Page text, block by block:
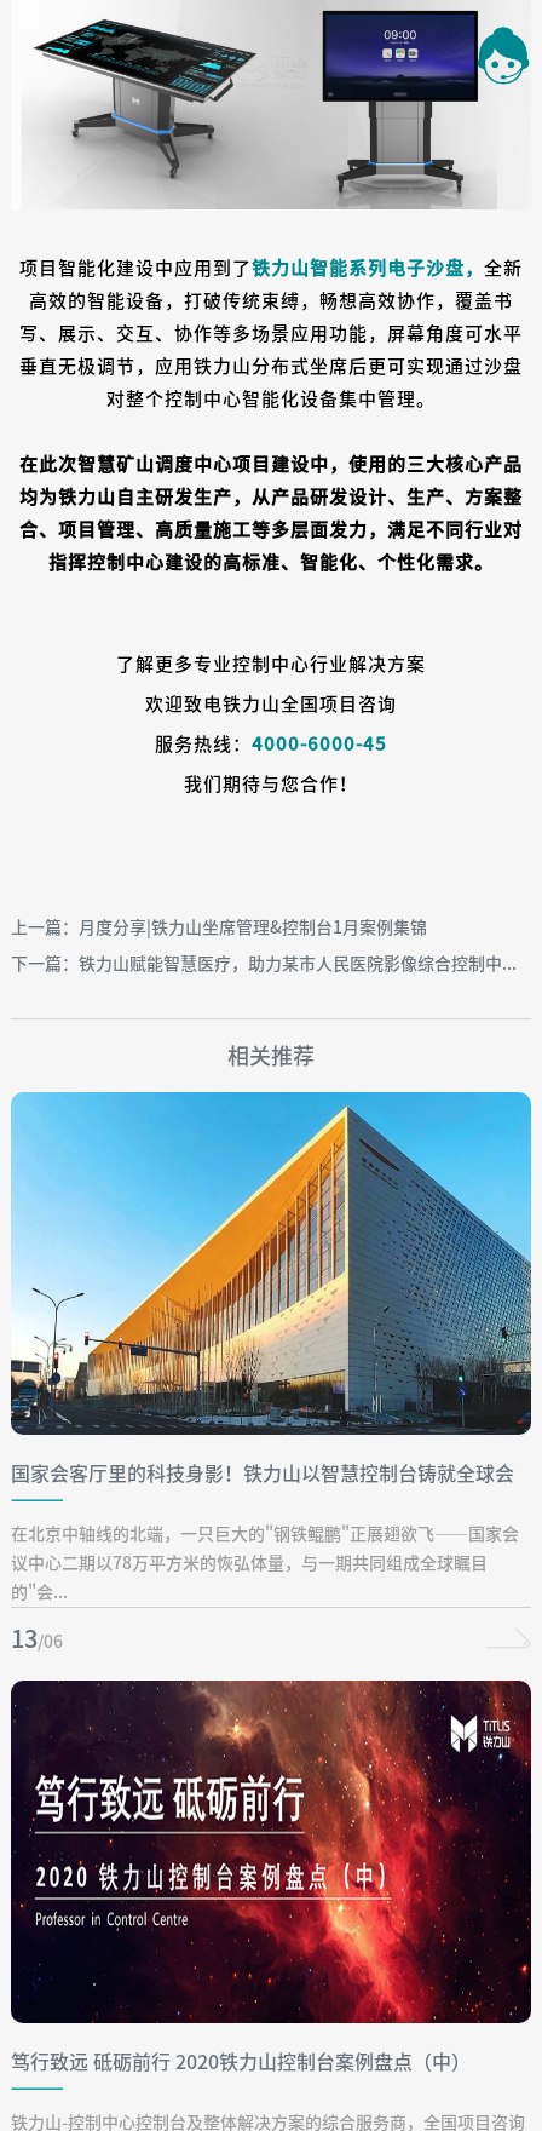
项目智能化建设中应用到了铁力山智能系列电子沙盘 ， 全新
高效的智能设备，打破传统束缚，畅想高效协作，覆盖书
写、展示、交互、协作等多场景应用功能，屏幕角度可水平
垂直无极调节，应用铁力山分布式坐席后更可实现通过沙盘
对整个控制中心智能化设备集中管理。
在此次智慧矿山调度中心项目建设中，使用的三大核心产品
均为铁力山自主研发生产，从产品研发设计、生产、方案整
合、项目管理、高质量施工等多层面发力，满足不同行业对
指挥控制中心建设的高标准、智能化、个性化需求。
了解更多专业控制中心行业解决方案
欢迎致电铁力山全国项目咨询
服务热线： 4000-6000-45
我们期待与您合作！
上一篇：月度分享|铁力山坐席管理&控制台1月案例集锦
下一篇：铁力山赋能智慧医疗，助力某市人民医院影像综合控制中...
相关推荐
国家会客厅里的科技身影！铁力山以智慧控制台铸就全球会
展新标杆
在北京中轴线的北端，一只巨大的"钢铁鲲鹏"正展翅欲飞——国家会
议中心二期以78万平方米的恢弘体量，与一期共同组成全球瞩目
的"会...
13/06
笃行致远 砥砺前行 2020铁力山控制台案例盘点（中）
铁力山-控制中心控制台及整体解决方案的综合服务商，全国项目咨询